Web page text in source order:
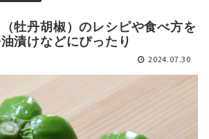
牡丹胡椒）のレシピや食べ方を
漬けなどにぴったり
2024.07.30